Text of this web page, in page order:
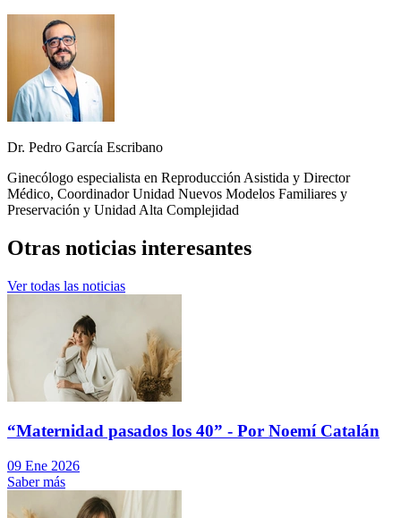
Dr. Pedro García Escribano
Ginecólogo especialista en Reproducción Asistida y Director
Médico, Coordinador Unidad Nuevos Modelos Familiares y
Preservación y Unidad Alta Complejidad
Otras noticias interesantes
Ver todas las noticias
“Maternidad pasados los 40” - Por Noemí Catalán
09 Ene 2026
Saber más